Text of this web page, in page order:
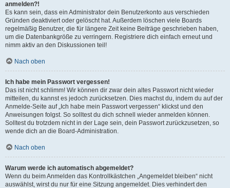
anmelden?!
Es kann sein, dass ein Administrator dein Benutzerkonto aus verschieden
Gründen deaktiviert oder gelöscht hat. Außerdem löschen viele Boards
regelmäßig Benutzer, die für längere Zeit keine Beiträge geschrieben haben,
um die Datenbankgröße zu verringern. Registriere dich einfach erneut und
nimm aktiv an den Diskussionen teil!
Nach oben
Ich habe mein Passwort vergessen!
Das ist nicht schlimm! Wir können dir zwar dein altes Passwort nicht wieder
mitteilen, du kannst es jedoch zurücksetzen. Dies machst du, indem du auf der
Anmelde-Seite auf „Ich habe mein Passwort vergessen“ klickst und den
Anweisungen folgst. So solltest du dich schnell wieder anmelden können.
Solltest du trotzdem nicht in der Lage sein, dein Passwort zurückzusetzen, so
wende dich an die Board-Administration.
Nach oben
Warum werde ich automatisch abgemeldet?
Wenn du beim Anmelden das Kontrollkästchen „Angemeldet bleiben“ nicht
auswählst, wirst du nur für eine Sitzung angemeldet. Dies verhindert den